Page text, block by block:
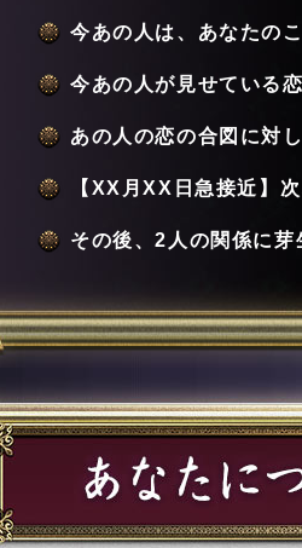
今あの人は、あなたの
今あの人が見せている
あの人の恋の合図に対
【XX月XX日急接近】
その後、2人の関係に